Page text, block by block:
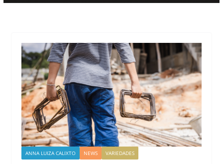
ANNA LUIZA CALIXTO NEWS VARIEDADES